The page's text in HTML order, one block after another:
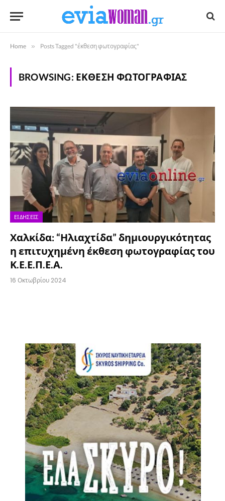
Home » Posts Tagged "έκθεση φωτογραφίας"
BROWSING: ΈΚΘΕΣΗ ΦΩΤΟΓΡΑΦΊΑΣ
ΕΙΔΉΣΕΙΣ
Χαλκίδα: “Ηλιαχτίδα” δημιουργικότητας
η επιτυχημένη έκθεση φωτογραφίας του
Κ.Ε.Ε.Π.Ε.Α.
16 Οκτωβρίου 2024